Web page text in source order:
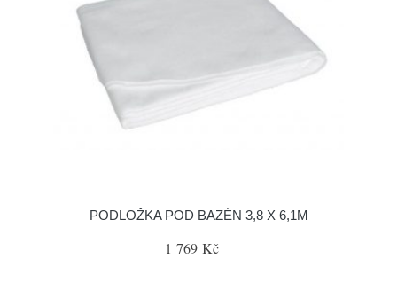
PODLOŽKA POD BAZÉN 3,8 X 6,1M
1 769 Kč